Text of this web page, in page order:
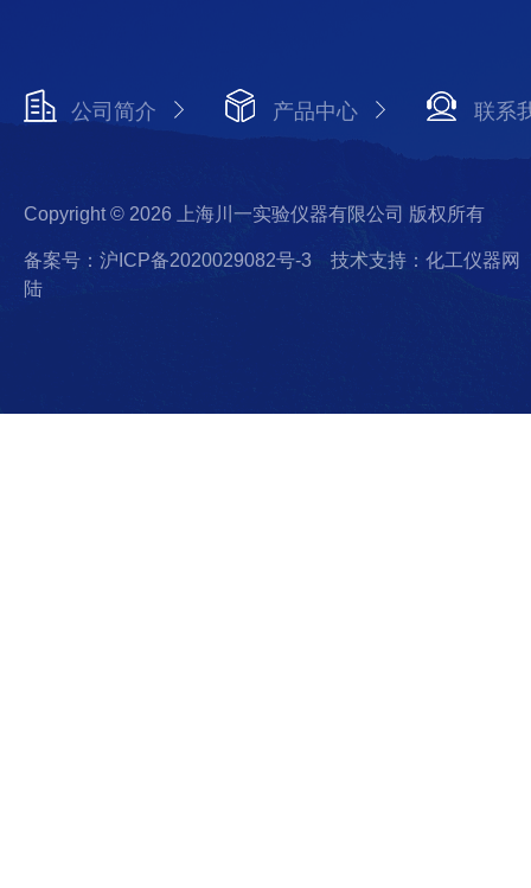
公司简介 产品中心 联系
Copyright © 2026 上海川一实验仪器有限公司 版权所有
备案号：沪ICP备2020029082号-3
技术支持：化工仪器网
陆